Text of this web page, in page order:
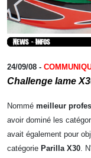
24/09/08 -
Challenge Iame
Nommé meilleur
avoir dominé les
avait également pour
catégorie Parilla X30 .